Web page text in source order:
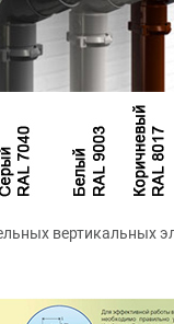
вертикальных